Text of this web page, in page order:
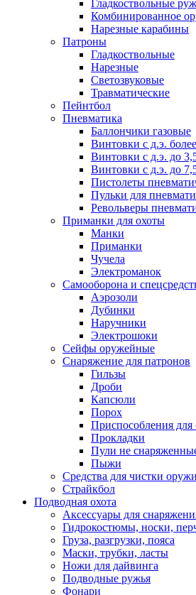
Гладкоствольные
Комбинированное
Нарезные карабины
Патроны
Гладкоствольные
Нарезные
Светозвуковые
Травматические
Пейнтбол
Пневматика
Баллончики газовые
Винтовки с д.э.
Винтовки с д.э. до
Винтовки с д.э. до
Пистолеты
Пульки для
Револьверы
Приманки для охоты
Манки
Приманки
Чучела
Электроманок
Самооборона и
Аэрозоли
Дубинки
Наручники
Электрошоки
Сейфы оружейные
Снаряжение для патронов
Гильзы
Дроби
Капсюли
Порох
Приспособления для
Прокладки
Пули не
Пыжи
Средства для чистки
Страйкбол
Подводная охота
Аксессуары для
Гидрокостюмы, носки,
Груза, разгрузки, пояса
Маски, трубки, ласты
Ножи для дайвинга
Подводные ружья
Фонари